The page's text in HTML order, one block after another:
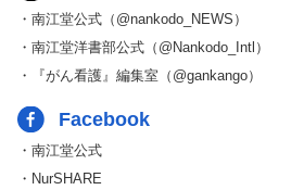
・南江堂公式（@nankodo_NEWS）
・南江堂洋書部公式（@Nankodo_Intl）
・『がん看護』編集室（@gankango）
Facebook
・南江堂公式
・NurSHARE